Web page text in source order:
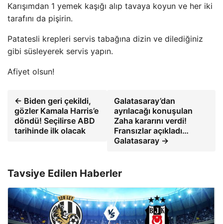
Karışımdan 1 yemek kaşığı alıp tavaya koyun ve her iki
tarafını da pişirin.
Patatesli krepleri servis tabağına dizin ve dilediğiniz
gibi süsleyerek servis yapın.
Afiyet olsun!
← Biden geri çekildi,
gözler Kamala Harris’e
döndü! Seçilirse ABD
tarihinde ilk olacak
Galatasaray’dan
ayrılacağı konuşulan
Zaha kararını verdi!
Fransızlar açıkladı…
Galatasaray →
Tavsiye Edilen Haberler